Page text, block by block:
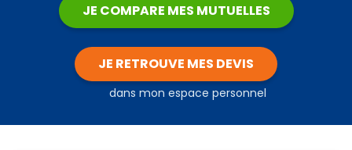
JE COMPARE MES MUTUELLES
JE RETROUVE MES DEVIS
dans mon espace personnel